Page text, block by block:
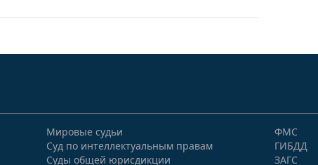
Мировые судьи
Суд по интеллектуальным правам
Суды общей юрисдикции
ФМС
ГИБДД
ЗАГС